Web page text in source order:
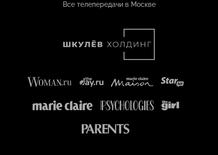
Все телепередачи в Москве